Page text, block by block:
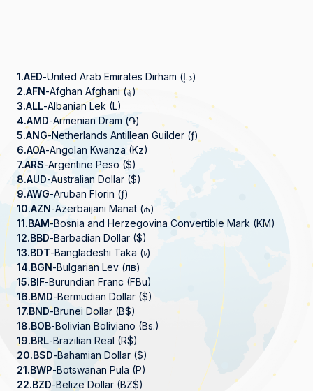
1.AED-
United Arab Emirates Dirham (د.إ)
2.AFN-
Afghan Afghani (؋)
3.ALL-Albanian Lek (L)
4.AMD-Armenian Dram (֏)
5.ANG-Netherlands Antillean Guilder (ƒ)
6.AOA-Angolan Kwanza (Kz)
7.ARS-Argentine Peso ($)
8.AUD-Australian Dollar ($)
9.AWG-Aruban Florin (ƒ)
10.AZN-Azerbaijani Manat (₼)
11.BAM-Bosnia and Herzegovina Convertible Mark (KM)
12.BBD-Barbadian Dollar ($)
13.BDT-Bangladeshi Taka (৳)
14.BGN-Bulgarian Lev (лв)
15.BIF-Burundian Franc (FBu)
16.BMD-Bermudian Dollar ($)
17.BND-Brunei Dollar (B$)
18.BOB-Bolivian Boliviano (Bs.)
19.BRL-Brazilian Real (R$)
20.BSD-Bahamian Dollar ($)
21.BWP-Botswanan Pula (P)
22.BZD-Belize Dollar (BZ$)